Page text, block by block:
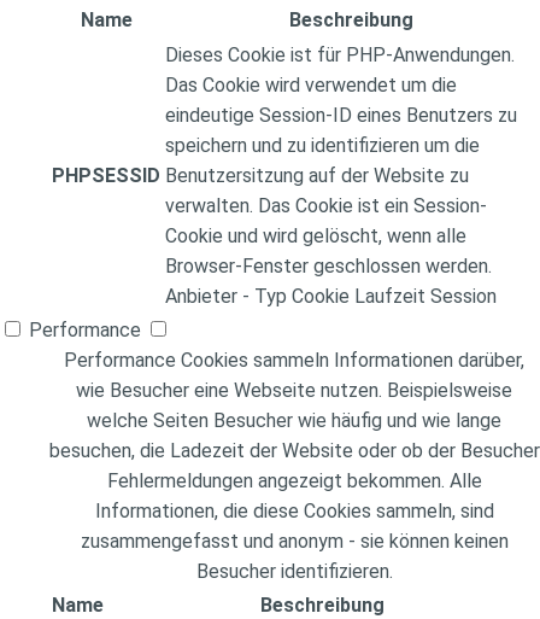
Name
Beschreibung
PHPSESSID
Dieses Cookie ist für PHP-Anwendungen.
Das Cookie wird verwendet um die
eindeutige Session-ID eines Benutzers zu
speichern und zu identifizieren um die
Benutzersitzung auf der Website zu
verwalten. Das Cookie ist ein Session-
Cookie und wird gelöscht, wenn alle
Browser-Fenster geschlossen werden.
Anbieter - Typ Cookie Laufzeit Session
Performance
Performance Cookies sammeln Informationen darüber,
wie Besucher eine Webseite nutzen. Beispielsweise
welche Seiten Besucher wie häufig und wie lange
besuchen, die Ladezeit der Website oder ob der Besucher
Fehlermeldungen angezeigt bekommen. Alle
Informationen, die diese Cookies sammeln, sind
zusammengefasst und anonym - sie können keinen
Besucher identifizieren.
Name
Beschreibung